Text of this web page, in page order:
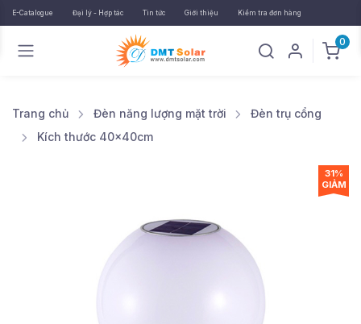
E-Catalogue Đại lý - Hợp tác Tin tức Giới thiệu Kiểm tra đơn hàng
0
Trang chủ Đèn năng lượng mặt trời
Đèn trụ cổng
Kích thước 40x40cm
31%
GIẢM